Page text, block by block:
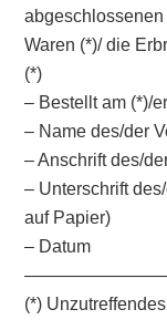
Waren (*)/ die
(*)
– Bestellt am (*)/
– Name des/der
– Anschrift des/
– Unterschrift
auf Papier)
– Datum
(*)